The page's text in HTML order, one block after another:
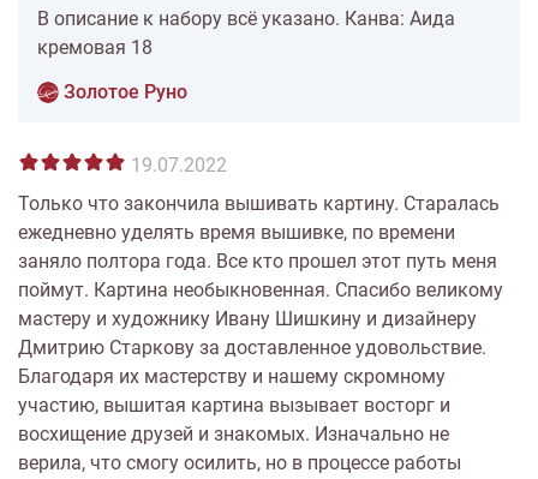
В описание к набору всё указано. Канва: Аида
кремовая 18
Золотое Руно
19.07.2022
Только что закончила вышивать картину. Старалась
ежедневно уделять время вышивке, по времени
заняло полтора года. Все кто прошел этот путь меня
поймут. Картина необыкновенная. Спасибо великому
мастеру и художнику Ивану Шишкину и дизайнеру
Дмитрию Старкову за доставленное удовольствие.
Благодаря их мастерству и нашему скромному
участию, вышитая картина вызывает восторг и
восхищение друзей и знакомых. Изначально не
верила, что смогу осилить, но в процессе работы